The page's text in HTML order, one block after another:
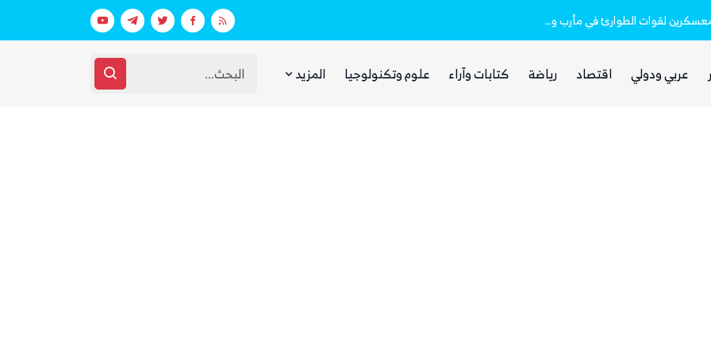
استشهاد 45 جندياً في قصف حوثي استهدف معسكرين لقوات الطوارئ في مأرب وحضرموت خفر السواحل والبحرية اليمنية ينقذان طاقم سفينة شحن هندية تعرضت لهجوم بزورق مفخخ الفرصة التي انتظرها الحوثي!
عربي ودولي اقتصاد رياضة كتابات وآراء علوم وتكنولوجيا المزيد